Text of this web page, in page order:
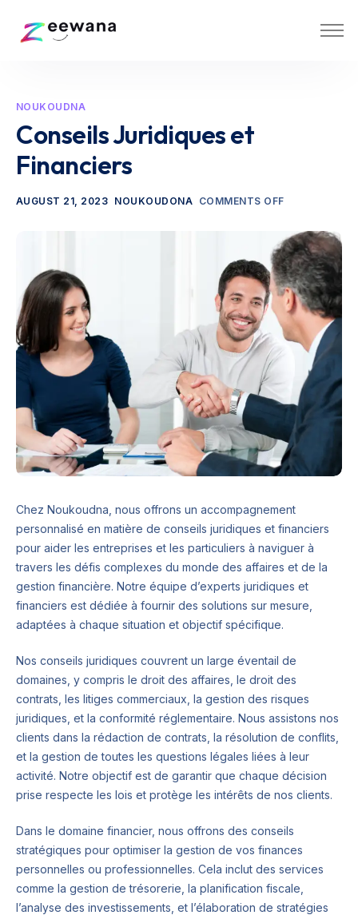
About Us
Contact Us
NOUKOUDNA
Conseils Juridiques et
Financiers
AUGUST 21, 2023 NOUKOUDONA COMMENTS OFF
Chez Noukoudna, nous offrons un accompagnement
personnalisé en matière de conseils juridiques et financiers
pour aider les entreprises et les particuliers à naviguer à
travers les défis complexes du monde des affaires et de la
gestion financière. Notre équipe d’experts juridiques et
financiers est dédiée à fournir des solutions sur mesure,
adaptées à chaque situation et objectif spécifique.
Nos conseils juridiques couvrent un large éventail de
domaines, y compris le droit des affaires, le droit des
contrats, les litiges commerciaux, la gestion des risques
juridiques, et la conformité réglementaire. Nous assistons nos
clients dans la rédaction de contrats, la résolution de conflits,
et la gestion de toutes les questions légales liées à leur
activité. Notre objectif est de garantir que chaque décision
prise respecte les lois et protège les intérêts de nos clients.
Dans le domaine financier, nous offrons des conseils
stratégiques pour optimiser la gestion de vos finances
personnelles ou professionnelles. Cela inclut des services
comme la gestion de trésorerie, la planification fiscale,
l’analyse des investissements, et l’élaboration de stratégies